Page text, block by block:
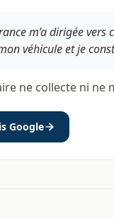
m’a dirigée vers
véhicule et je
ne collecte ni ne
Google